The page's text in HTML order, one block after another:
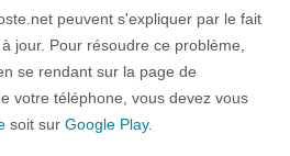
peuvent s'expliquer par le fait
jour. Pour résoudre ce problème,
se rendant sur la page de
votre téléphone, vous devez vous
soit sur Google Play.